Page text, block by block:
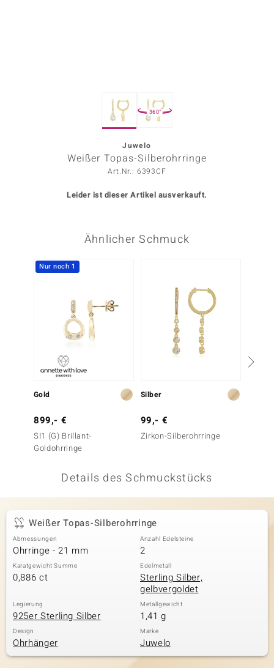
BY DE MELO
360°
Juwelo
Weißer Topas-Silberohrringe
Art.Nr.: 6393CF
Leider ist dieser Artikel ausverkauft.
Ähnlicher Schmuck
Nur noch 1
Gold
899,- €
SI1 (G) Brillant-
Goldohrringe
Silber
99,- €
Zirkon-Silberohrringe
Details des Schmuckstücks
Weißer Topas-Silberohrringe
Abmessungen
Ohrringe - 21 mm
Anzahl Edelsteine
2
Karatgewicht Summe
0,886 ct
Edelmetall
Sterling Silber,
gelbvergoldet
Legierung
925er Sterling Silber
Metallgewicht
1,41 g
Design
Ohrhänger
Marke
Juwelo